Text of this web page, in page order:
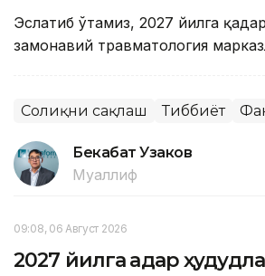
Эслатиб ўтамиз, 2027 йилга
замонавий травматология
Соғлиқни сақлаш Тиббиёт
Бекабат Узаков
Муаллиф
09:08, 06 Август 2026
2027 йилга қадар